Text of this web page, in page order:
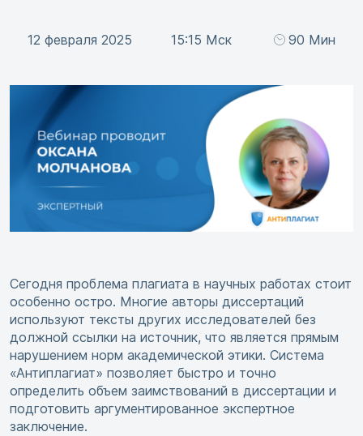
12 февраля 2025 15:15 Мск 90 Мин
Сегодня проблема плагиата в научных работах стоит
особенно остро. Многие авторы диссертаций
используют тексты других исследователей без
должной ссылки на источник, что является прямым
нарушением норм академической этики. Система
«Антиплагиат» позволяет быстро и точно
определить объем заимствований в диссертации и
подготовить аргументированное экспертное
заключение.